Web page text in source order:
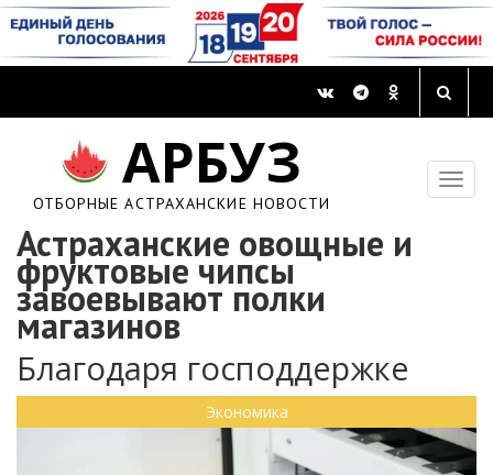
АРБУЗ
ОТБОРНЫЕ АСТРАХАНСКИЕ НОВОСТИ
Астраханские овощные и
фруктовые чипсы
завоевывают полки
магазинов
Благодаря господдержке
Экономика